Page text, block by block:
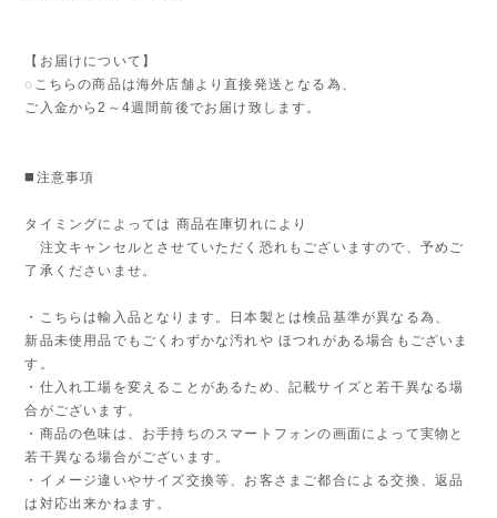
【お届けについて】
◌こちらの商品は海外店舗より直接発送となる為、
ご入金から2～4週間前後でお届け致します。
◼️注意事項
タイミングによっては 商品在庫切れにより
注文キャンセルとさせていただく恐れもございますので、予めご
了承くださいませ。
・こちらは輸入品となります。日本製とは検品基準が異なる為、
新品未使用品でもごくわずかな汚れや ほつれがある場合もございま
す。
・仕入れ工場を変えることがあるため、記載サイズと若干異なる場
合がございます。
・商品の色味は、お手持ちのスマートフォンの画面によって実物と
若干異なる場合がございます。
・イメージ違いやサイズ交換等、お客さまご都合による交換、返品
は対応出来かねます。